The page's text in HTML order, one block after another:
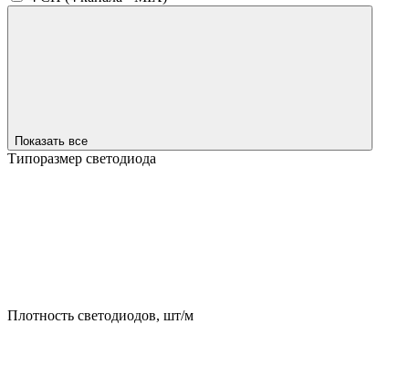
Показать все
Типоразмер светодиода
Плотность светодиодов, шт/м